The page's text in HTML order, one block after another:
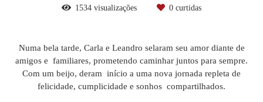
1534 visualizações 0 curtidas
Numa bela tarde, Carla e Leandro selaram seu amor diante de
amigos e familiares, prometendo caminhar juntos para sempre.
Com um beijo, deram início a uma nova jornada repleta de
felicidade, cumplicidade e sonhos compartilhados.